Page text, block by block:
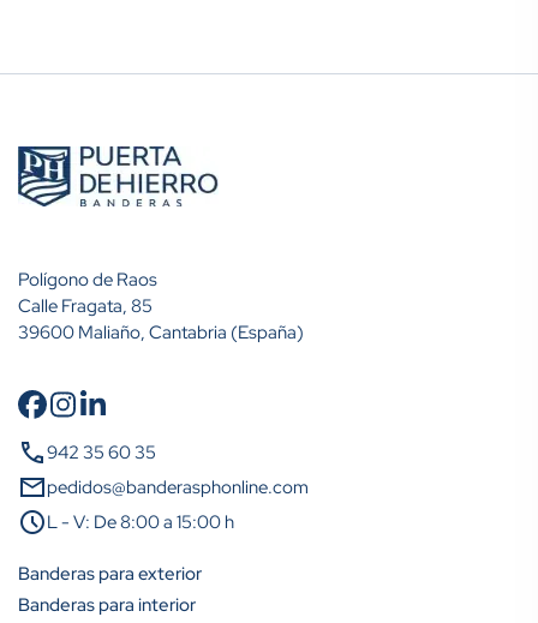
Polígono de Raos
Calle Fragata, 85
39600 Maliaño, Cantabria (España)
call942 35 60 35
mailpedidos@banderasphonline.com
scheduleL - V: De 8:00 a 15:00 h
Banderas para exterior
Banderas para interior